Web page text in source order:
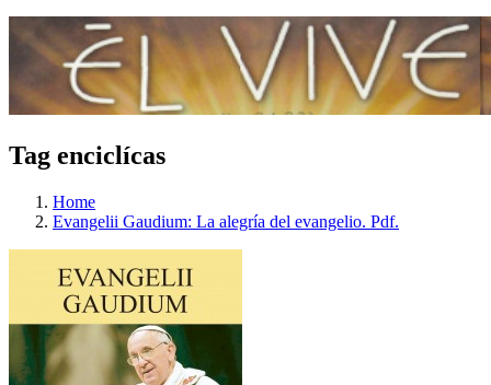
Tag enciclícas
Home
Evangelii Gaudium: La alegría del evangelio. Pdf.